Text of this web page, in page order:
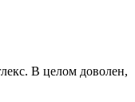
В целом доволен,